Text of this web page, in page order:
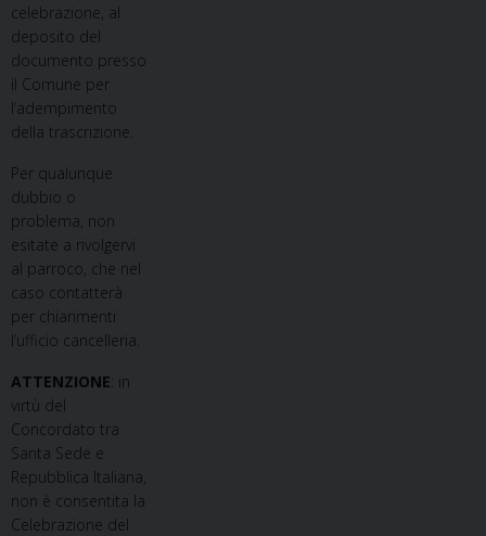
celebrazione, al
deposito del
documento presso
il Comune per
l’adempimento
della trascrizione.
Per qualunque
dubbio o
problema, non
esitate a rivolgervi
al parroco, che nel
caso contatterà
per chiarimenti
l’ufficio cancelleria.
ATTENZIONE: in
virtù del
Concordato tra
Santa Sede e
Repubblica Italiana,
non è consentita la
Celebrazione del